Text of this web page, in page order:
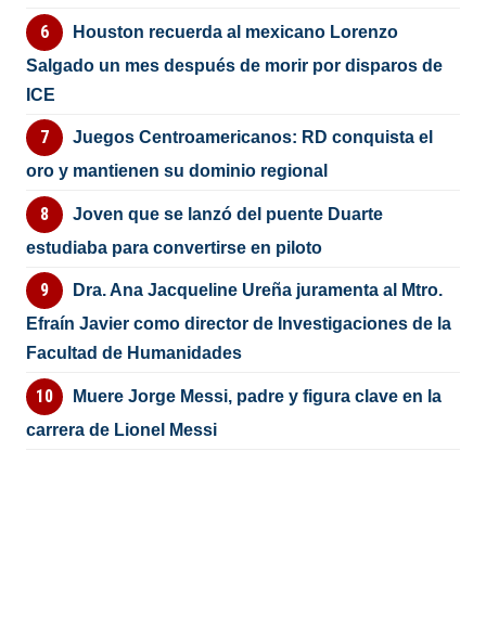
Houston recuerda al mexicano Lorenzo
Salgado un mes después de morir por disparos de
ICE
Juegos Centroamericanos: RD conquista el
oro y mantienen su dominio regional
Joven que se lanzó del puente Duarte
estudiaba para convertirse en piloto
Dra. Ana Jacqueline Ureña juramenta al Mtro.
Efraín Javier como director de Investigaciones de la
Facultad de Humanidades
Muere Jorge Messi, padre y figura clave en la
carrera de Lionel Messi